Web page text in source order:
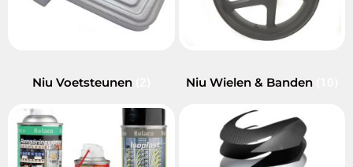
Niu Voetsteunen Niu Wielen & Banden